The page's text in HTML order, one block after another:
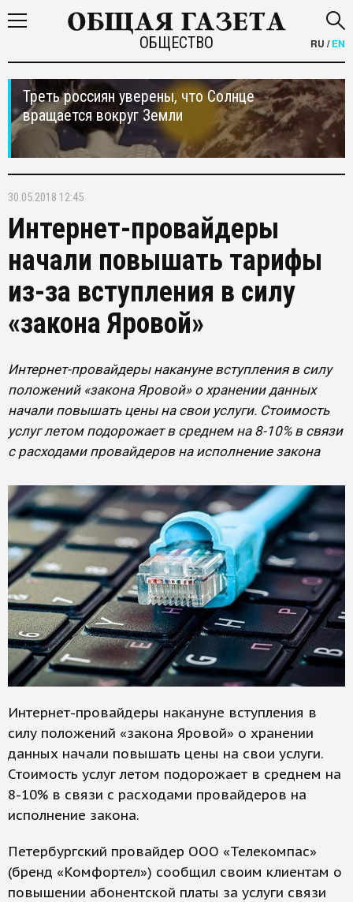
ОБЩЕСТВО RU /EN
Треть россиян уверены, что Солнце
вращается вокруг Земли
30.05.2018 12:45
Интернет-провайдеры
начали повышать тарифы
из-за вступления в силу
«закона Яровой»
Интернет-провайдеры накануне вступления в силу
положений «закона Яровой» о хранении данных
начали повышать цены на свои услуги. Стоимость
услуг летом подорожает в среднем на 8-10% в связи
с расходами провайдеров на исполнение закона
Интернет-провайдеры накануне вступления в
силу положений «закона Яровой» о хранении
данных начали повышать цены на свои услуги.
Стоимость услуг летом подорожает в среднем на
8-10% в связи с расходами провайдеров на
исполнение закона.
Петербургский провайдер ООО «Телекомпас»
(бренд «Комфортел») сообщил своим клиентам о
повышении абонентской платы за услуги связи